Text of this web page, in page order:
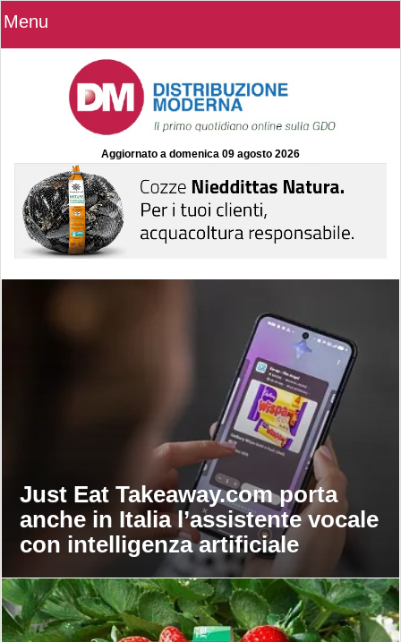
Menu
Aggiornato a domenica 09 agosto 2026
Just Eat Takeaway.com porta
anche in Italia l’assistente vocale
con intelligenza artificiale